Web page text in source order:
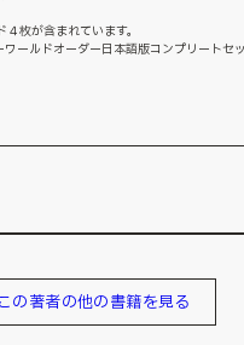
枚が含まれています。
ールドオーダー日本語版コンプリートセ
この著者の他の書籍を見る